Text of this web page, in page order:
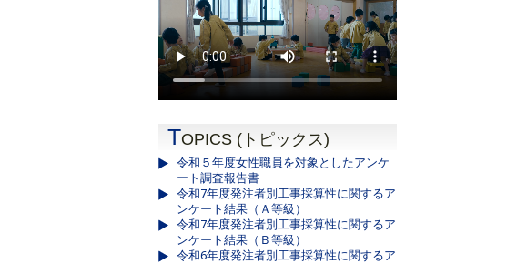
TOPICS (トピックス)
令和５年度女性職員を対象としたアンケ
ート調査報告書
令和7年度発注者別工事採算性に関するア
ンケート結果（Ａ等級）
令和7年度発注者別工事採算性に関するア
ンケート結果（Ｂ等級）
令和6年度発注者別工事採算性に関するア